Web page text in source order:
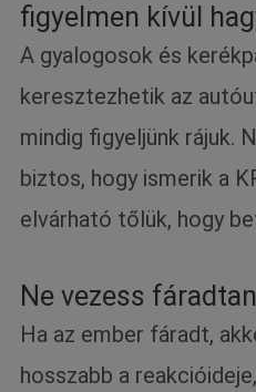
figyelmen kívül
A gyalogosok és
keresztezhetik az
mindig figyeljünk rájuk.
biztos, hogy ismerik a
elvárható tőlük, hogy
Ne vezess
Ha az ember fáradt,
hosszabb a